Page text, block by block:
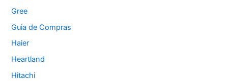
Gree
Guia de Compras
Haier
Heartland
Hitachi